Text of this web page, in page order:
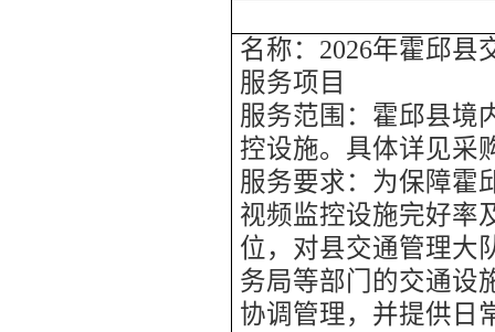
名称： 2026年霍邱县
服务项目
服务范围：霍邱县境
控设施。 具体详见采
服务要求：为保障霍
视频监控设施完好率
位，对县交通管理大
务局等部门的交通设
协调管理，并提供日